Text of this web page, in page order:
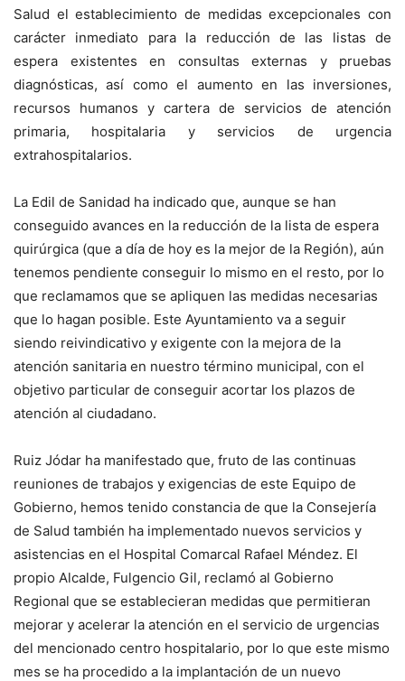
Salud el establecimiento de medidas excepcionales con
carácter inmediato para la reducción de las listas de
espera existentes en consultas externas y pruebas
diagnósticas, así como el aumento en las inversiones,
recursos humanos y cartera de servicios de atención
primaria, hospitalaria y servicios de urgencia
extrahospitalarios.
La Edil de Sanidad ha indicado que, aunque se han
conseguido avances en la reducción de la lista de espera
quirúrgica (que a día de hoy es la mejor de la Región), aún
tenemos pendiente conseguir lo mismo en el resto, por lo
que reclamamos que se apliquen las medidas necesarias
que lo hagan posible. Este Ayuntamiento va a seguir
siendo reivindicativo y exigente con la mejora de la
atención sanitaria en nuestro término municipal, con el
objetivo particular de conseguir acortar los plazos de
atención al ciudadano.
Ruiz Jódar ha manifestado que, fruto de las continuas
reuniones de trabajos y exigencias de este Equipo de
Gobierno, hemos tenido constancia de que la Consejería
de Salud también ha implementado nuevos servicios y
asistencias en el Hospital Comarcal Rafael Méndez. El
propio Alcalde, Fulgencio Gil, reclamó al Gobierno
Regional que se establecieran medidas que permitieran
mejorar y acelerar la atención en el servicio de urgencias
del mencionado centro hospitalario, por lo que este mismo
mes se ha procedido a la implantación de un nuevo